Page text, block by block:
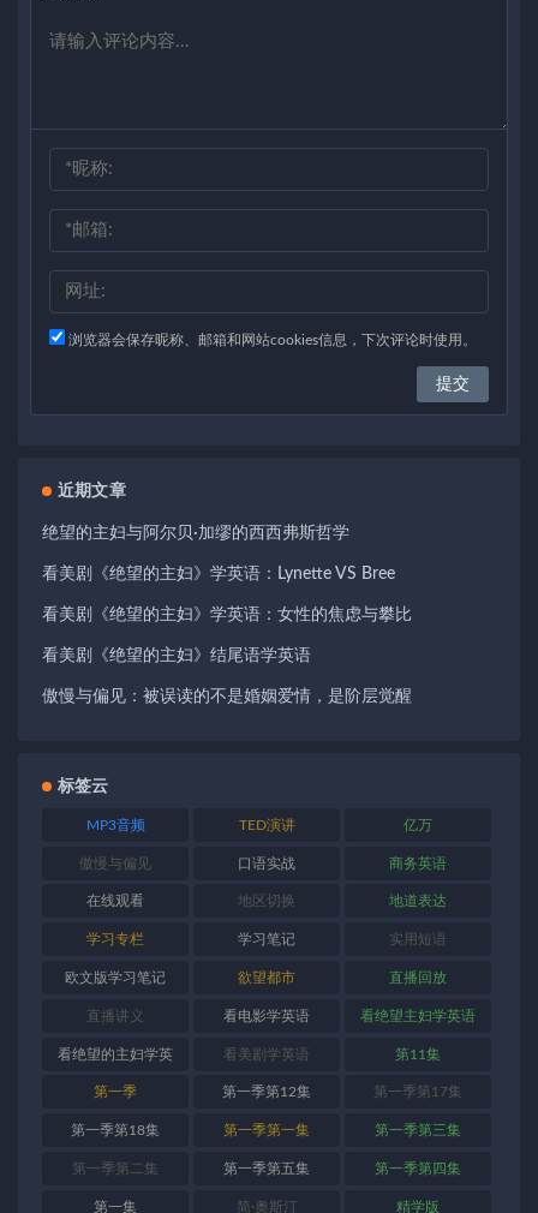
浏览器会保存昵称、邮箱和网站cookies信息，下次评论时使用。
近期文章
绝望的主妇与阿尔贝·加缪的西西弗斯哲学
看美剧《绝望的主妇》学英语：Lynette VS Bree
看美剧《绝望的主妇》学英语：女性的焦虑与攀比
看美剧《绝望的主妇》结尾语学英语
傲慢与偏见：被误读的不是婚姻爱情，是阶层觉醒
标签云
MP3音频 TED演讲 亿万
傲慢与偏见 口语实战 商务英语
在线观看 地区切换 地道表达
学习专栏 学习笔记 实用短语
欧文版学习笔记 欲望都市 直播回放
直播讲义 看电影学英语 看绝望主妇学英语
看绝望的主妇学英
语
看美剧学英语 第11集
第一季 第一季第12集 第一季第17集
第一季第18集 第一季第一集 第一季第三集
第一季第二集 第一季第五集 第一季第四集
第一集 简·奥斯汀 精学版